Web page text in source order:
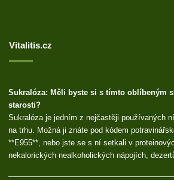
Vitalitis.cz
Sukralóza: Měli byste si s tímto oblíbeným
starosti?
Sukralóza je jedním z nejčastěji používaných
na trhu. Možná ji znáte pod kódem
**E955**, nebo jste se s ní setkali v
nekalorických nealkoholických nápojích,